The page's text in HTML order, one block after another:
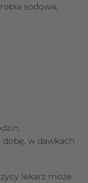
sodowa,
w dawkach
lekarz może